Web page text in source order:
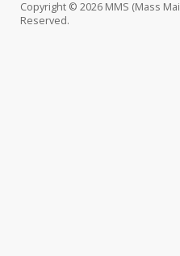
Copyright © 2026 MMS (Mass
Reserved.